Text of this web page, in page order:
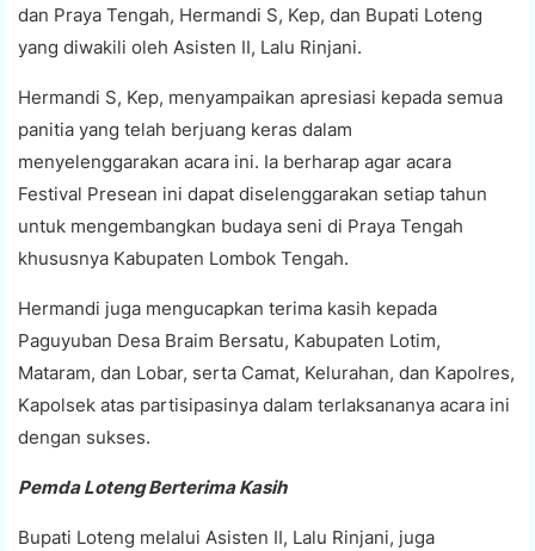
dan Praya Tengah, Hermandi S, Kep, dan Bupati Loteng
yang diwakili oleh Asisten II, Lalu Rinjani.
Hermandi S, Kep, menyampaikan apresiasi kepada semua
panitia yang telah berjuang keras dalam
menyelenggarakan acara ini. Ia berharap agar acara
Festival Presean ini dapat diselenggarakan setiap tahun
untuk mengembangkan budaya seni di Praya Tengah
khususnya Kabupaten Lombok Tengah.
Hermandi juga mengucapkan terima kasih kepada
Paguyuban Desa Braim Bersatu, Kabupaten Lotim,
Mataram, dan Lobar, serta Camat, Kelurahan, dan Kapolres,
Kapolsek atas partisipasinya dalam terlaksananya acara ini
dengan sukses.
Pemda Loteng Berterima Kasih
Bupati Loteng melalui Asisten II, Lalu Rinjani, juga